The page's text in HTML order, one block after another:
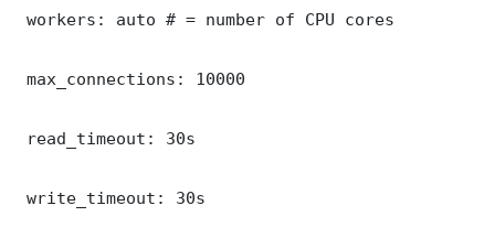
workers: auto # = number of CPU cores
max_connections: 10000
read_timeout: 30s
write_timeout: 30s